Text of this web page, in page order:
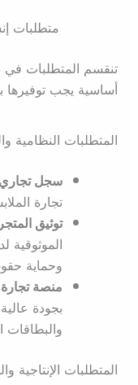
متطلبات
تنقسم المتطلبات
أساسية يجب توفيرها
المتطلبات النظامية
سجل تجاري
تجارة
توثيق
الموثوقية
وحماية
منصة
بجودة
والبطاقات
المتطلبات الإنتاجية